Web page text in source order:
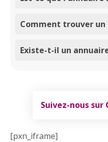
Suivez-nous sur
[pxn_iframe]